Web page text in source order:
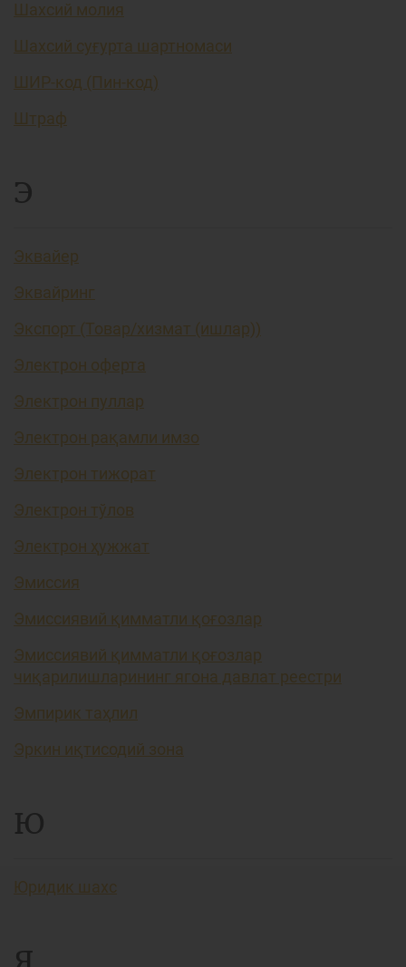
Шахсий молия
Шахсий суғурта шартномаси
ШИР-код (Пин-код)
Штраф
Э
Эквайер
Эквайринг
Экспорт (Товар/хизмат (ишлар))
Электрон оферта
Электрон пуллар
Электрон рақамли имзо
Электрон тижорат
Электрон тўлов
Электрон ҳужжат
Эмиссия
Эмиссиявий қимматли қоғозлар
Эмиссиявий қимматли қоғозлар
чиқарилишларининг ягона давлат реестри
Эмпирик таҳлил
Эркин иқтисодий зона
Ю
Юридик шахс